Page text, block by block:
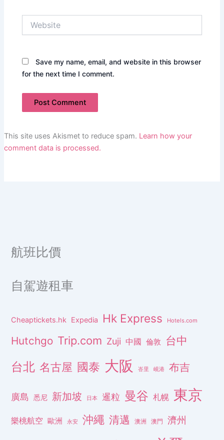
Save my name, email, and website in this browser
for the next time I comment.
This site uses Akismet to reduce spam. Learn how your
comment data is processed.
航班比價
自駕遊租車
Cheaptickets.hk Expedia Hk Express Hotels.com
Hutchgo Trip.com Zuji 中國 倫敦 台中
台北 名古屋 國泰 大阪 峇里 峴港 布吉
廣島 悉尼 新加坡 日本 暹粒 曼谷 札幌 東京
樂桃航空 歐洲 永安 沖繩 清邁 澳洲 澳門 濟州